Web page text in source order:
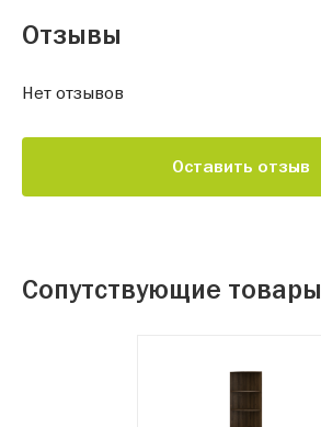
Отзывы
Нет отзывов
Оставить отзыв
Сопутствующие товары